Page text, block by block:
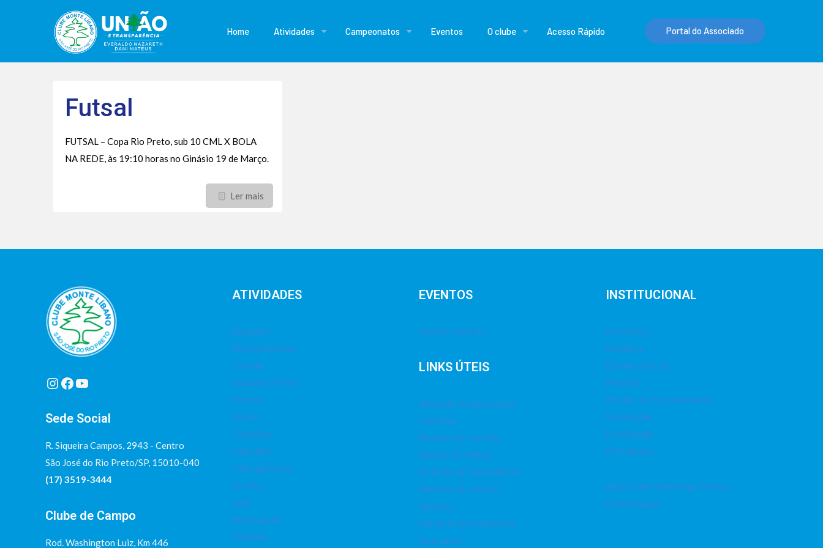
Home Atividades Campeonatos Eventos O clube Acesso Rápido Portal do Associado
Futsal
FUTSAL – Copa Rio Preto, sub 10 CML X BOLA
NA REDE, às 19:10 horas no Ginásio 19 de Março.
Ler mais
Instagram
Facebook
Youtube
Sede Social
R. Siqueira Campos, 2943 - Centro
São José do Rio Preto/SP, 15010-040
(17) 3519-3444
Clube de Campo
Rod. Washington Luiz, Km 446
ATIVIDADES
Basquete
Bola Queimada
Corrida
Dança do Ventre
Futebol
Futsal
Ginástica
Hidrobike
Hidroginástica
Jiu Jitsu
Judô
Musculação
Natação
EVENTOS
Social | Cultural
LINKS ÚTEIS
Admissão de associados
Contatos
Emissão de convites
Horário de ônibus
Inclusão de Dependentes
Modelos de Termos
Notícias
Portal da transparência
Quiosques
INSTITUCIONAL
Conselhos
Diretoria
Estatuto Social
História
Horário de Funcionamento
Instalações
Localização
Presidentes
Agência de Marketing: Starten
Comunicação